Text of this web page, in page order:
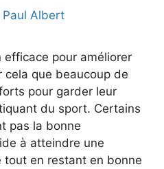
Paul Albert
pour améliorer
cela que beaucoup de
pour garder leur
du sport. Certains
pas la bonne
à atteindre une
tout en restant en bonne